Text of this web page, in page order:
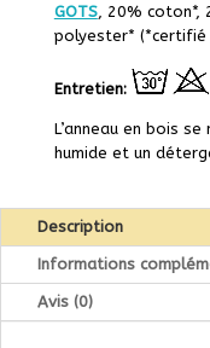
GOTS, 20% coton*,
polyester* (*certifié
Entretien:
L’anneau en bois
humide et un
Description
Informations
Avis (0)